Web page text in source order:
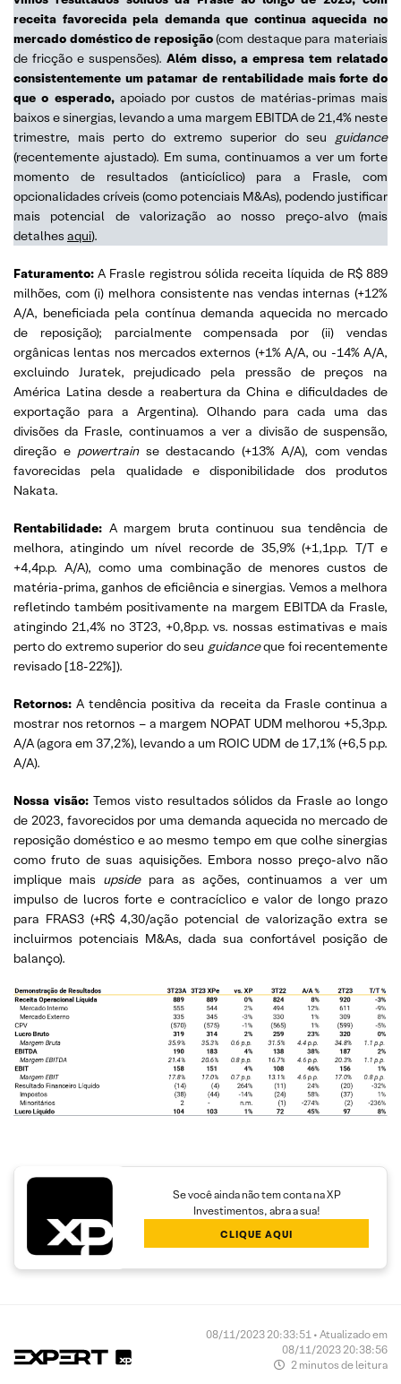
receita favorecida pela demanda que continua aquecida no
mercado doméstico de reposição(com destaque para materiais
de fricção e suspensões). Além disso, a empresa tem relatado
consistentemente um patamar de rentabilidade mais forte do
que o esperado, apoiado por custos de matérias-primas mais
baixos e sinergias, levando a uma margem EBITDA de 21,4% neste
trimestre, mais perto do extremo superior do seu guidance
(recentemente ajustado). Em suma, continuamos a ver um forte
momento de resultados (anticíclico) para a Frasle, com
opcionalidades críveis (como potenciais M&As), podendo justificar
mais potencial de valorização ao nosso preço-alvo (mais
detalhes aqui).
Faturamento: A Frasle registrou sólida receita líquida de R$ 889
milhões, com (i) melhora consistente nas vendas internas (+12%
A/A, beneficiada pela contínua demanda aquecida no mercado
de reposição); parcialmente compensada por (ii) vendas
orgânicas lentas nos mercados externos (+1% A/A, ou -14% A/A,
excluindo Juratek, prejudicado pela pressão de preços na
América Latina desde a reabertura da China e dificuldades de
exportação para a Argentina). Olhando para cada uma das
divisões da Frasle, continuamos a ver a divisão de suspensão,
direção e powertrainse destacando (+13% A/A), com vendas
favorecidas pela qualidade e disponibilidade dos produtos
Nakata.
Rentabilidade: A margem bruta continuou sua tendência de
melhora, atingindo um nível recorde de 35,9% (+1,1p.p. T/T e
+4,4p.p. A/A), como uma combinação de menores custos de
matéria-prima, ganhos de eficiência e sinergias. Vemos a melhora
refletindo também positivamente na margem EBITDA da Frasle,
atingindo 21,4% no 3T23, +0,8p.p. vs. nossas estimativas e mais
perto do extremo superior do seu guidanceque foi recentemente
revisado [18-22%]).
Retornos:A tendência positiva da receita da Frasle continua a
mostrar nos retornos – a margem NOPAT UDM melhorou +5,3p.p.
A/A (agora em 37,2%), levando a um ROIC UDM de 17,1% (+6,5 p.p.
A/A).
Nossa visão: Temos visto resultados sólidos da Frasle ao longo
de 2023, favorecidos por uma demanda aquecida no mercado de
reposição doméstico e ao mesmo tempo em que colhe sinergias
como fruto de suas aquisições. Embora nosso preço-alvo não
implique mais upsidepara as ações, continuamos a ver um
impulso de lucros forte e contracíclico e valor de longo prazo
para FRAS3 (+R$ 4,30/ação potencial de valorização extra se
incluirmos potenciais M&As, dada sua confortável posição de
balanço).
Se você ainda não tem conta na XP
Investimentos, abra a sua!
CLIQUE AQUI
08/11/2023 20:33:51 • Atualizado em
08/11/2023 20:38:56
2 minutos de leitura